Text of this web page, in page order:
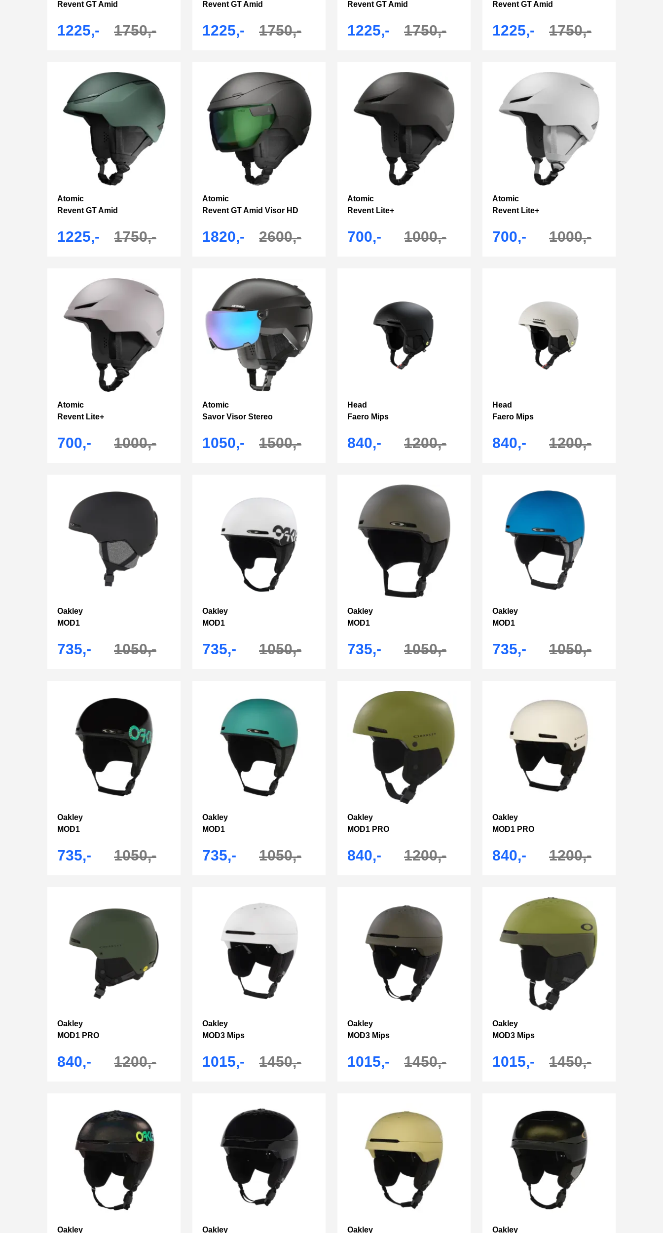
Revent GT Amid
1225,- 1750,-
Revent GT Amid
1225,- 1750,-
Revent GT Amid
1225,- 1750,-
Revent GT Amid
1225,- 1750,-
Atomic
Revent GT Amid
1225,- 1750,-
Atomic
Revent GT Amid Visor HD
1820,- 2600,-
Atomic
Revent Lite+
700,- 1000,-
Atomic
Revent Lite+
700,- 1000,-
Atomic
Revent Lite+
700,- 1000,-
Atomic
Savor Visor Stereo
1050,- 1500,-
Head
Faero Mips
840,- 1200,-
Head
Faero Mips
840,- 1200,-
Oakley
MOD1
735,- 1050,-
Oakley
MOD1
735,- 1050,-
Oakley
MOD1
735,- 1050,-
Oakley
MOD1
735,- 1050,-
Oakley
MOD1
735,- 1050,-
Oakley
MOD1
735,- 1050,-
Oakley
MOD1 PRO
840,- 1200,-
Oakley
MOD1 PRO
840,- 1200,-
Oakley
MOD1 PRO
840,- 1200,-
Oakley
MOD3 Mips
1015,- 1450,-
Oakley
MOD3 Mips
1015,- 1450,-
Oakley
MOD3 Mips
1015,- 1450,-
Oakley Oakley Oakley Oakley